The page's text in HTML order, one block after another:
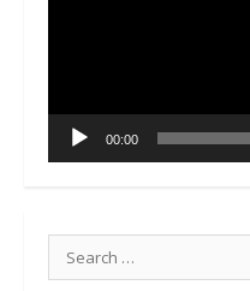
00:00
Search
for: